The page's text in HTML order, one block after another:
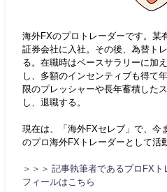
海外FXのプロトレーダーです。某
証券会社に入社。その後、為替ト
る。在職時はベースサラリーに加
し、多額のインセンティブも得て
限のプレッシャーや長年蓄積した
し、退職する。
現在は、「海外FXセレブ」で、今
のプロ海外FXトレーダーとして活
＞＞＞ 記事執筆者であるプロFX
フィールはこちら